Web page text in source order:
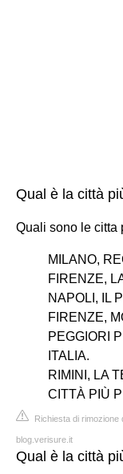
Qual è la città
Quali sono le citta
MILANO,
FIRENZE,
NAPOLI, IL
FIRENZE,
PEGGIORI
ITALIA.
RIMINI, LA
CITTÀ PIÙ
Richiesta di rimozione
blog.verisure.it
Qual è la città